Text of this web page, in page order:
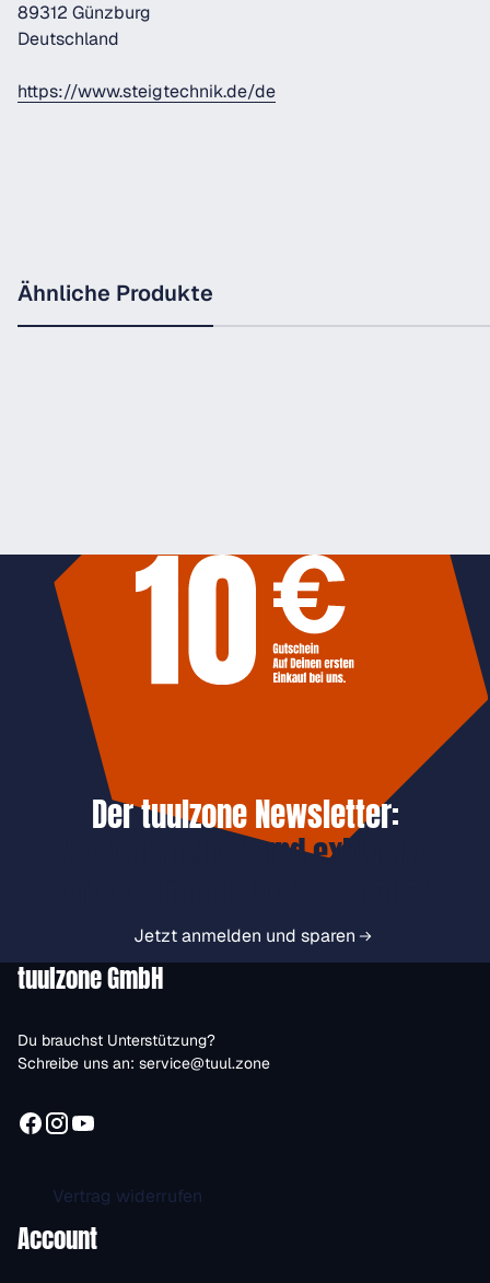
89312 Günzburg
Deutschland
https://www.steigtechnik.de/de
Ähnliche Produkte
Der tuulzone Newsletter:
Jetzt anmelden und exklusive
Jetzt anmelden und sparen
tuulzone GmbH
Du brauchst Unterstützung?
Schreibe uns an: service@tuul.zone
Vertrag widerrufen
Account